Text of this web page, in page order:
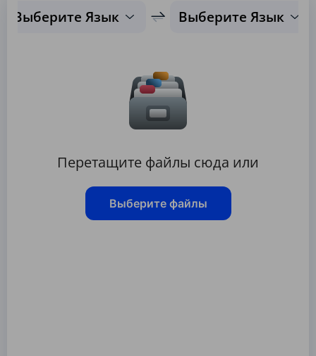
Выберите Язык Выберите Язык
Перетащите файлы сюда или
Выберите файлы